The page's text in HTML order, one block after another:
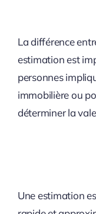
La différence
estimation est
personnes
immobilière ou
déterminer la
Une estimation